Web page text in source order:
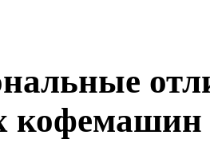
кофемашин